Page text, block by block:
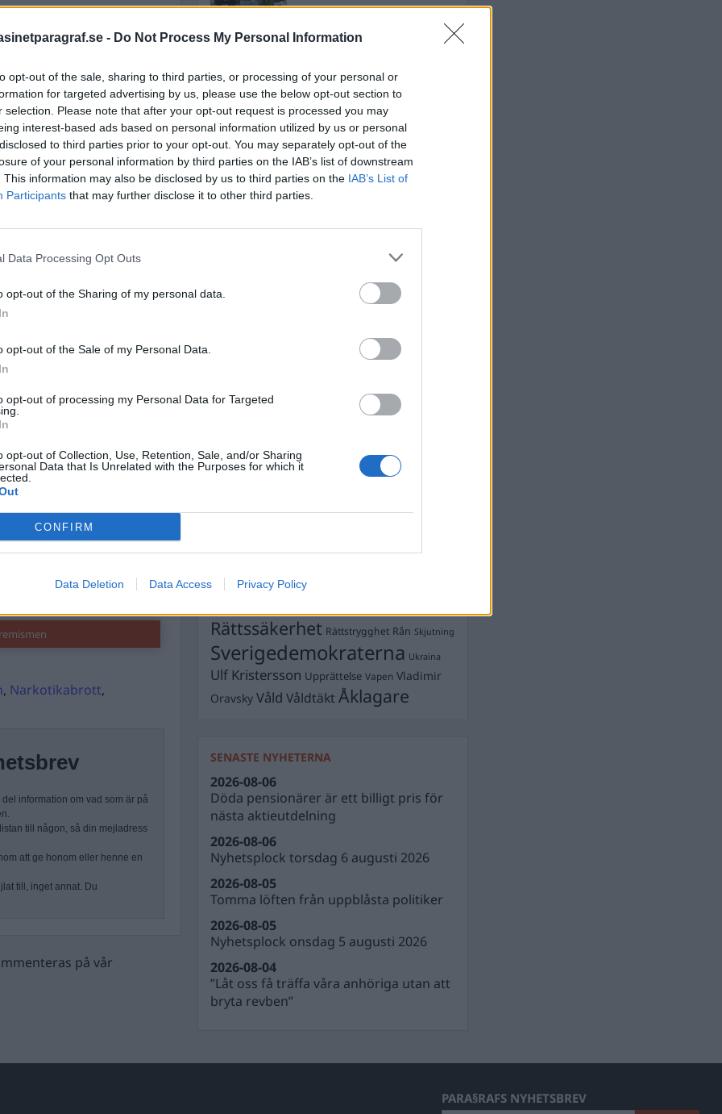
- Do Not Process My Personal Information
opt-out of the sale, sharing to third parties, or processing of your personal or
for targeted advertising by us, please use the below opt-out section to
selection. Please note that after your opt-out request is processed you may
interest-based ads based on personal information utilized by us or personal
to third parties prior to your opt-out. You may separately opt-out of the
of your personal information by third parties on the IAB’s list of downstream
This information may also be disclosed by us to third parties on the IAB’s List of
Participants that may further disclose it to other third parties.
Data Processing Opt Outs
opt-out of the Sharing of my personal data.
opt-out of the Sale of my Personal Data.
opt-out of processing my Personal Data for Targeted
opt-out of Collection, Use, Retention, Sale, and/or Sharing
Data that Is Unrelated with the Purposes for which it
CONFIRM
Data Deletion Data Access Privacy Policy
En man hade varit
och velat ha pengar
få några pengar,
platsen utan att ha
är gripen. En anmälan
(SiS) får
ska kunna bära fotboja
med nästa år,
på SiS-hem ska
en klocka, bland
förberedelser för att
och unga från och med
utrustning och
rutiner och arbetssätt.
torsdagen
och började följa
och föraren smet
misstänkt för
, Narkotikabrott,
information om vad som är på
till någon, så din mejladress
att ge honom eller henne en
till, inget annat. Du
på vår
STÖD OSS
Stöd Para§rafs bevakning av högerextremismen
PRENUMERERA PÅ PARA§RAFS NYHETSBREV
Andreas
Börje R P Carlsson
Dick Sundevall
Ebba Busch
Jimmie Åkesson Kokainmålet
LagarMichael Pålsson
Mordförsök Nilsson-Larancuent
Silventoinen Petter Inedahl
Rättssäkerhet Rättstrygghet Rån Skjutning
Sverigedemokraterna Ukraina
Ulf Kristersson Upprättelse Vapen Vladimir
Oravsky Våld Våldtäkt Åklagare
SENASTE NYHETERNA
Döda pensionärer är ett billigt pris för
nästa aktieutdelning
2026-08-06
Nyhetsplock torsdag 6 augusti 2026
2026-08-06
Tomma löften från uppblåsta politiker
2026-08-05
Nyhetsplock onsdag 5 augusti 2026
2026-08-05
”Låt oss få träffa våra anhöriga utan att
bryta revben”
2026-08-04
PARA§RAFS NYHETSBREV